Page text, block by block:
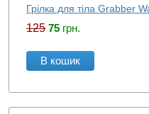
Грілка для тіла Grabber
125 75 грн.
В кошик